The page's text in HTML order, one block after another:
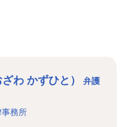
わ かずひと）
弁護
務所